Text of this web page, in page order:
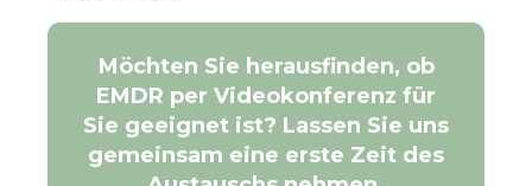
Möchten Sie herausfinden, ob
EMDR per Videokonferenz für
Sie geeignet ist? Lassen Sie uns
gemeinsam eine erste Zeit des